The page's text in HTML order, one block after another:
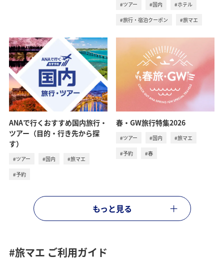
#ツアー #国内 #ホテル
#旅行・宿泊クーポン #旅マエ
ANAで行くおすすめ国内旅行・
ツアー（目的・行き先から探
す）
#ツアー #国内 #旅マエ
#予約
春・GW旅行特集2026
#ツアー #国内 #旅マエ
#予約 #春
もっと見る
#旅マエ ご利用ガイド